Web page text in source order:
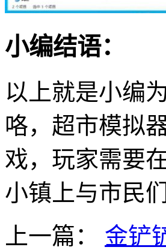
小编结语：
以上就是小编
咯，超市模拟
戏，玩家需要
小镇上与市民
上一篇：
金铲